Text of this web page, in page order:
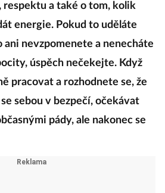
respektu a také o tom, kolik
energie. Pokud to uděláte
ani nevzpomenete a nenecháte
úspěch nečekejte. Když
pracovat a rozhodnete se, že
sebou v bezpečí, očekávat
pády, ale nakonec se